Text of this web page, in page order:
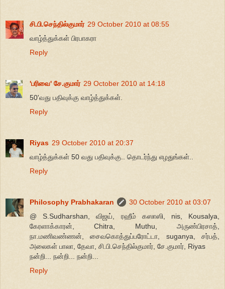
சி.பி.செந்தில்குமார் 29 October 2010 at 08:55
வாழ்த்துக்கள் பிரபாகரா
Reply
'பரிவை' சே.குமார் 29 October 2010 at 14:18
50'வது பதிவுக்கு வாழ்த்துக்கள்.
Reply
Riyas 29 October 2010 at 20:37
வாழ்த்துக்கள் 50 வது பதிவுக்கு.. தொடர்ந்து எழதுங்கள்..
Reply
Philosophy Prabhakaran
30 October 2010 at 03:07
@ S.Sudharshan, விஜய், ரஹீம் கஸாஸி, nis, Kousalya,
கேரளாக்காரன், Chitra, Muthu, அருண்பிரசாத்,
நா.மணிவண்ணன், சைவகொத்துப்பரோட்டா, suganya, சர்பத்,
அலைகள் பாலா, தேவா, சி.பி.செந்தில்குமார், சே.குமார், Riyas
நன்றி... நன்றி... நன்றி...
Reply